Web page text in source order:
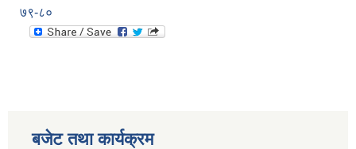
७९-८०
बजेट तथा कार्यक्रम